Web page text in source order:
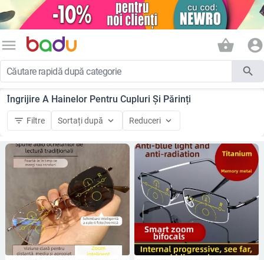
menu shopping_basket account_circle
search
Îngrijire A Hainelor Pentru Cupluri Și Părinți
filter_list Filtre Sortați după keyboard_arrow_down Reduceri keyboard_arrow_down